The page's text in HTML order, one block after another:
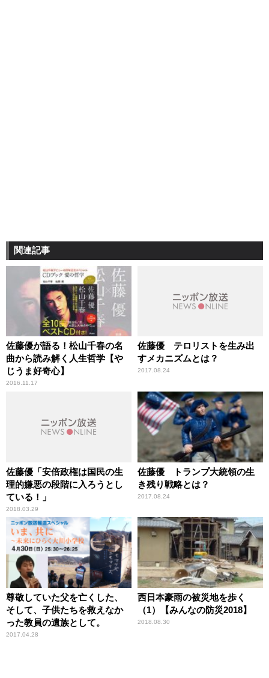
関連記事
佐藤優が語る！松山千春の名
曲から読み解く人生哲学【や
じうま好奇心】
2016.11.17
佐藤優 テロリストを生み出
すメカニズムとは？
2017.08.24
佐藤優「安倍政権は国民の生
理的嫌悪の段階に入ろうとし
ている！」
2018.03.29
佐藤優 トランプ大統領の生
き残り戦略とは？
2017.08.24
尊敬していた父を亡くした、
そして、子供たちを救えなか
った教員の遺族として。
2017.04.28
西日本豪雨の被災地を歩く
（1）【みんなの防災2018】
2018.08.30